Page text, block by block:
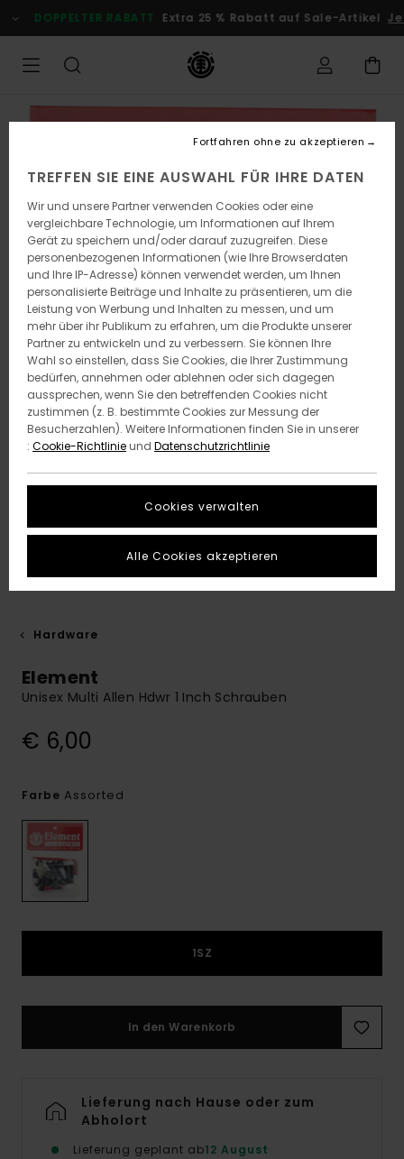
zur
Produktinformation
DOPPELTER RABATT Extra 25 % Rabatt auf Sale-Artikel
Hardware
Element
Unisex Multi Allen Hdwr 1 Inch Schrauben
€ 6,00
Farbe Assorted
1SZ
In den Warenkorb
Lieferung nach Hause oder zum
Abholort
Lieferung geplant ab12 August
TREFFEN SIE EINE AUSWAHL FÜR IHRE DATEN
Wir und unsere Partner verwenden Cookies oder eine
vergleichbare Technologie, um Informationen auf Ihrem
Gerät zu speichern und/oder darauf zuzugreifen. Diese
personenbezogenen Informationen (wie Ihre Browserdaten
und Ihre IP-Adresse) können verwendet werden, um Ihnen
personalisierte Beiträge und Inhalte zu präsentieren, um die
Leistung von Werbung und Inhalten zu messen, und um
mehr über ihr Publikum zu erfahren, um die Produkte unserer
Partner zu entwickeln und zu verbessern. Sie können Ihre
Wahl so einstellen, dass Sie Cookies, die Ihrer Zustimmung
bedürfen, annehmen oder ablehnen oder sich dagegen
aussprechen, wenn Sie den betreffenden Cookies nicht
zustimmen (z. B. bestimmte Cookies zur Messung der
Besucherzahlen). Weitere Informationen finden Sie in unserer
: Cookie-Richtlinieund Datenschutzrichtlinie
Cookies verwalten
Fortfahren ohne zu akzeptieren
Alle Cookies akzeptieren